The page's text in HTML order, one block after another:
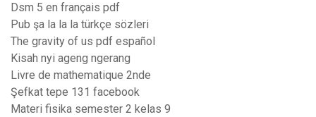
Dsm 5 en français pdf
Pub şa la la la türkçe sözleri
The gravity of us pdf español
Kisah nyi ageng ngerang
Livre de mathematique 2nde
Şefkat tepe 131 facebook
Materi fisika semester 2 kelas 9